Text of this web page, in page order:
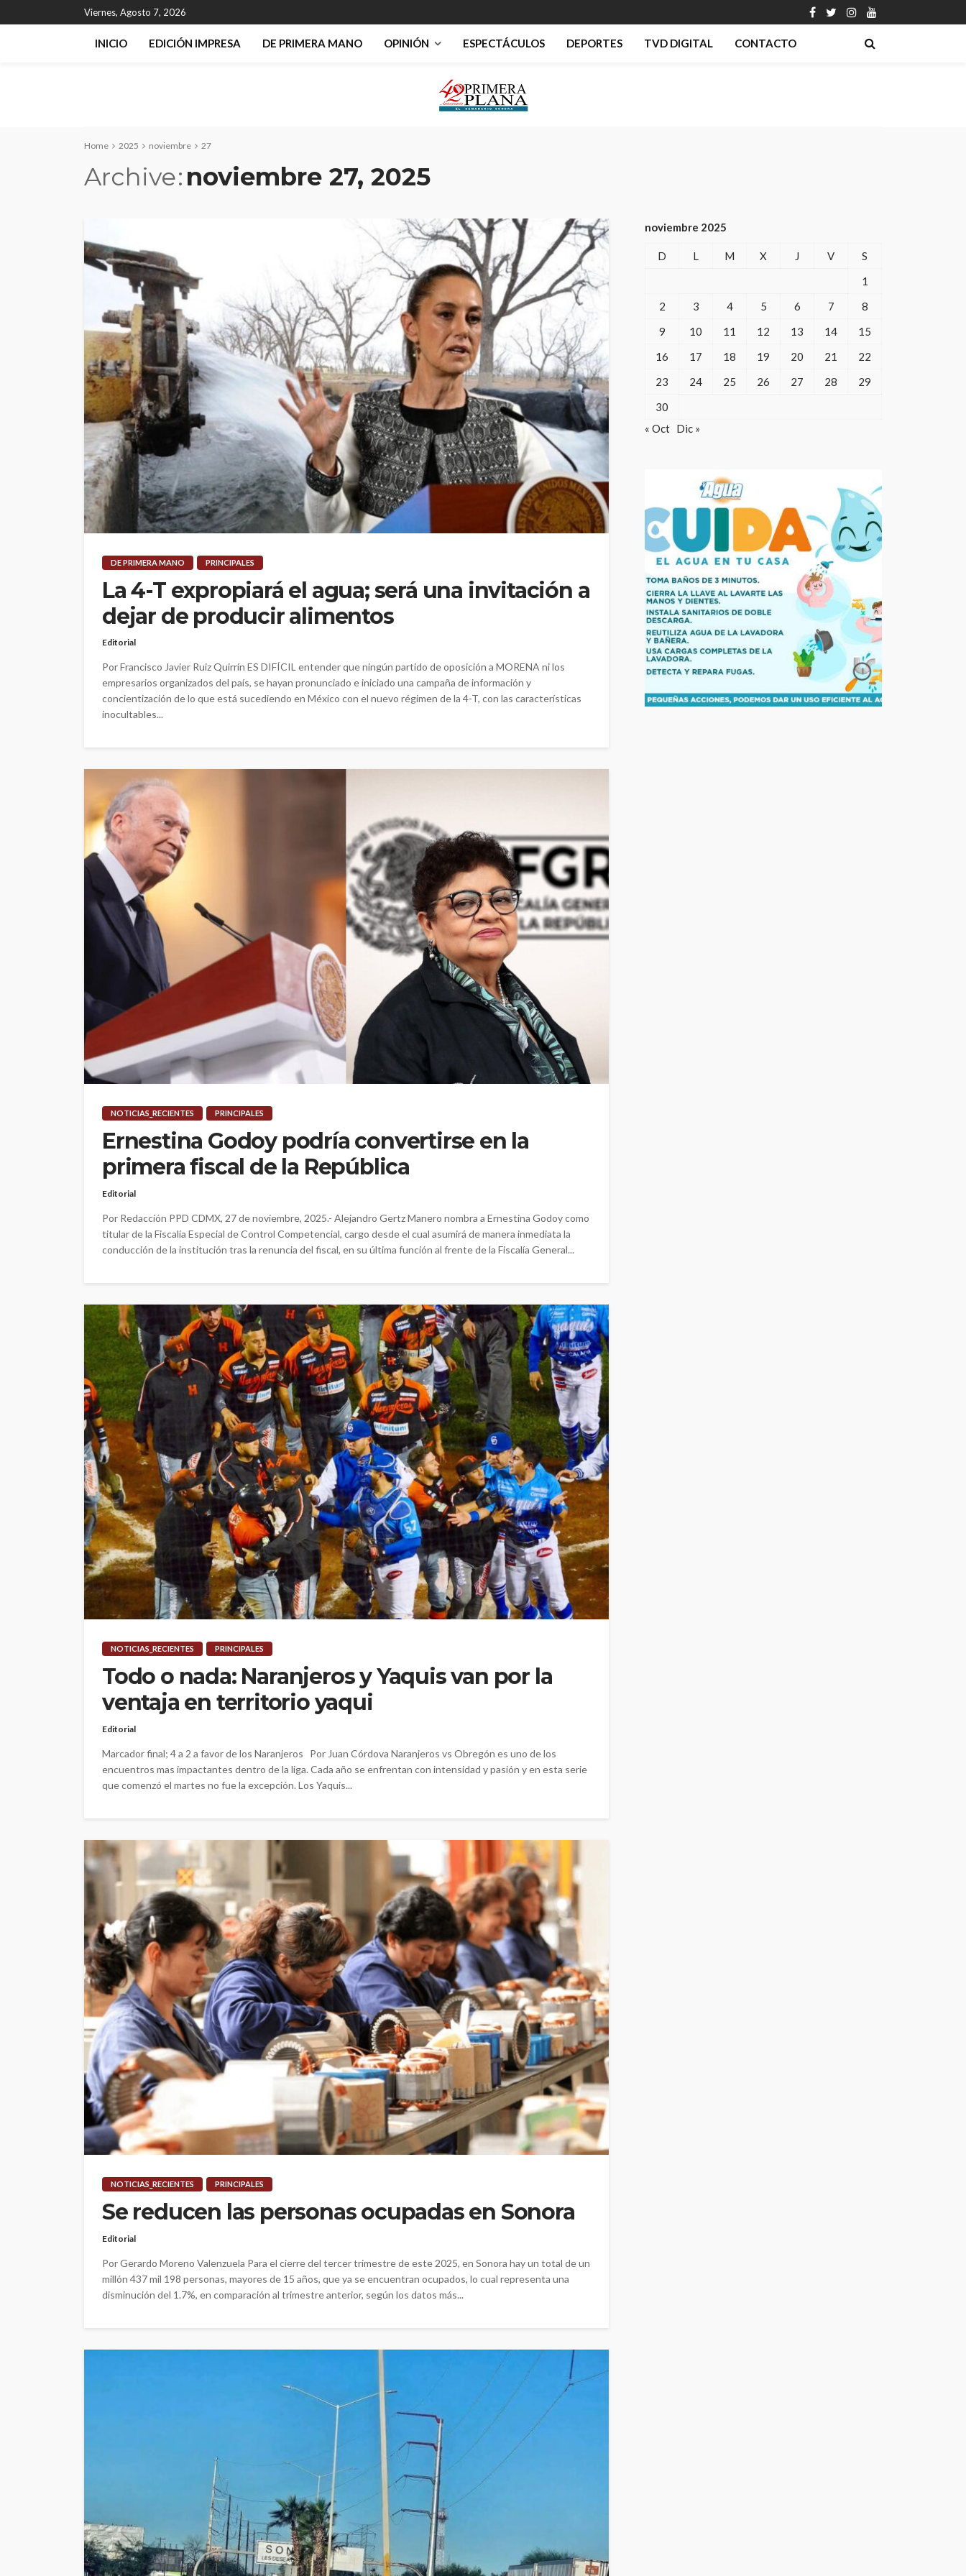
Viernes, Agosto 7, 2026
INICIO EDICIÓN IMPRESA DE PRIMERA MANO OPINIÓN ESPECTÁCULOS DEPORTES TVD DIGITAL CONTACTO
Home 2025 noviembre 27
Archive noviembre 27, 2025
DE PRIMERA MANO PRINCIPALES
La 4-T expropiará el agua; será una invitación a
dejar de producir alimentos
Editorial
Por Francisco Javier Ruiz Quirrín ES DIFÍCIL entender que ningún partido de oposición a MORENA ni los
empresarios organizados del país, se hayan pronunciado e iniciado una campaña de información y
concientización de lo que está sucediendo en México con el nuevo régimen de la 4-T, con las características
inocultables...
NOTICIAS_RECIENTES PRINCIPALES
Ernestina Godoy podría convertirse en la
primera fiscal de la República
Editorial
Por Redacción PPD CDMX, 27 de noviembre, 2025.- Alejandro Gertz Manero nombra a Ernestina Godoy como
titular de la Fiscalía Especial de Control Competencial, cargo desde el cual asumirá de manera inmediata la
conducción de la institución tras la renuncia del fiscal, en su última función al frente de la Fiscalía General...
NOTICIAS_RECIENTES PRINCIPALES
Todo o nada: Naranjeros y Yaquis van por la
ventaja en territorio yaqui
Editorial
Marcador final; 4 a 2 a favor de los Naranjeros Por Juan Córdova Naranjeros vs Obregón es uno de los
encuentros mas impactantes dentro de la liga. Cada año se enfrentan con intensidad y pasión y en esta serie
que comenzó el martes no fue la excepción. Los Yaquis...
NOTICIAS_RECIENTES PRINCIPALES
Se reducen las personas ocupadas en Sonora
Editorial
Por Gerardo Moreno Valenzuela Para el cierre del tercer trimestre de este 2025, en Sonora hay un total de un
millón 437 mil 198 personas, mayores de 15 años, que ya se encuentran ocupados, lo cual representa una
disminución del 1.7%, en comparación al trimestre anterior, según los datos más...
noviembre 2025
D L M X J V
S
1
2
3 4 5 6 7
8
9
10 11 12 13 14
15
16
17 18 19 20 21
22
23
24 25 26 27 28
29
30
« Oct Dic »